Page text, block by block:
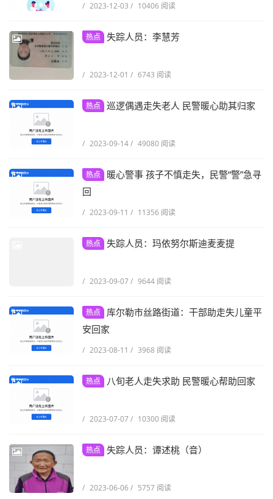
/ 2023-12-03 / 10406 阅读
热点 失踪人员：李慧芳
/ 2023-12-01 / 6743 阅读
热点 巡逻偶遇走失老人 民警暖心助其归家
/ 2023-09-14/ 49080 阅读
热点
暖心警事 孩子不慎走失，民警“警”急寻
回
/ 2023-09-11 / 11356 阅读
热点 失踪人员：玛依努尔斯迪麦麦提
/ 2023-09-07/ 9644 阅读
热点
库尔勒市丝路街道：干部助走失儿童平
安回家
/ 2023-08-11 / 3968 阅读
热点 八旬老人走失求助 民警暖心帮助回家
/ 2023-07-07/ 10300 阅读
热点 失踪人员：谭述桃（音）
/ 2023-06-06/ 5757 阅读